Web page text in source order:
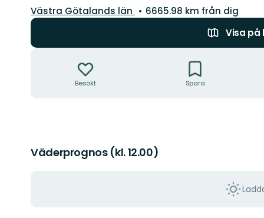
Län:
Västra Götalands län
6665.98 km från dig
Visa på
Besökt Spara
Väderprognos (kl. 12.00)